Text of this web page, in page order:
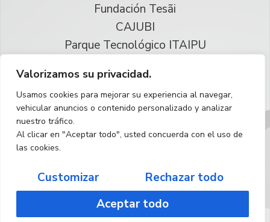
Valorizamos su privacidad.
Usamos cookies para mejorar su experiencia al navegar,
vehicular anuncios o contenido personalizado y analizar
nuestro tráfico.
Al clicar en "Aceptar todo", usted concuerda con el uso de
las cookies.
Customizar
Rechazar todo
Aceptar todo
Fundación Tesãi
CAJUBI
Parque Tecnológico ITAIPU
Reservados todos los derechos
Español